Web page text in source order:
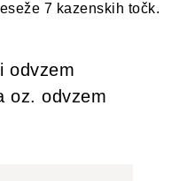
7 kazenskih točk.
odvzem
oz. odvzem